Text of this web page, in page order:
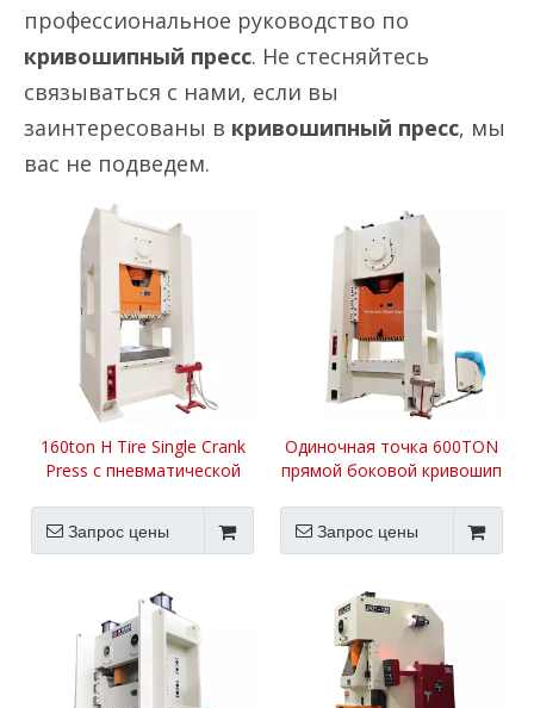
профессиональное руководство по
кривошипный пресс. Не стесняйтесь
связываться с нами, если вы
заинтересованы в кривошипный пресс, мы
вас не подведем.
160ton H Tire Single Crank
Press с пневматической
Запрос цены
Одиночная точка 600TON
прямой боковой кривошип
Запрос цены